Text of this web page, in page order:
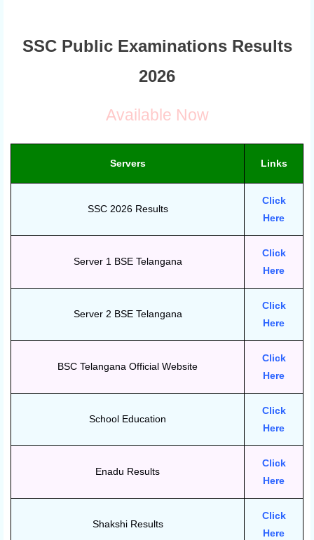
SSC Public Examinations Results
2026
Available Now
Servers Links
SSC 2026 Results
Click
Here
Server 1 BSE Telangana
Click
Here
Server 2 BSE Telangana
Click
Here
BSC Telangana Official Website
Click
Here
School Education
Click
Here
Enadu Results
Click
Here
Shakshi Results
Click
Here